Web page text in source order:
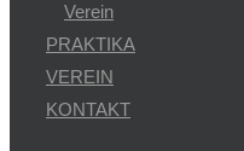
Verein
PRAKTIKA
VEREIN
KONTAKT